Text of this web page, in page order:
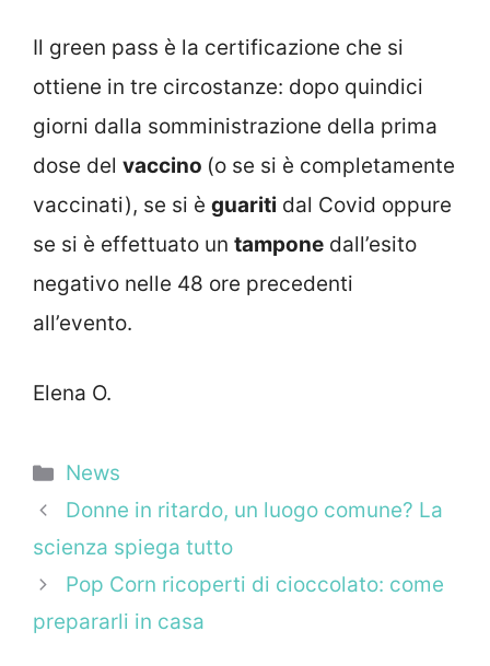
Il green pass è la certificazione che si
ottiene in tre circostanze: dopo quindici
giorni dalla somministrazione della prima
dose del vaccino (o se si è completamente
vaccinati), se si è guariti dal Covid oppure
se si è effettuato un tampone dall’esito
negativo nelle 48 ore precedenti
all’evento.
Elena O.
Categorie
News
Donne in ritardo, un luogo comune? La
scienza spiega tutto
Pop Corn ricoperti di cioccolato: come
prepararli in casa